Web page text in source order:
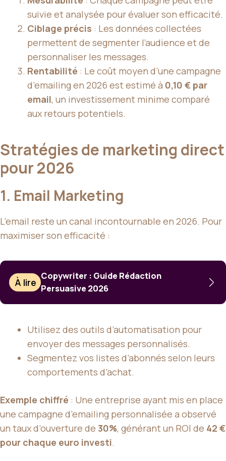
suivie et analysée pour évaluer son efficacité.
Ciblage précis : Les données collectées
permettent de segmenter l’audience et de
personnaliser les messages.
Rentabilité : Le coût moyen d’une campagne
d’emailing en 2026 est estimé à 0,10 € par
email, un investissement minime comparé
aux retours potentiels.
Stratégies de marketing direct
pour 2026
1. Email Marketing
L’email reste un canal incontournable en 2026. Pour
maximiser son efficacité :
À lire
Copywriter : Guide Rédaction
Persuasive 2026
Utilisez des outils d’automatisation pour
envoyer des messages personnalisés.
Segmentez vos listes d’abonnés selon leurs
comportements d’achat.
Exemple chiffré : Une entreprise ayant mis en place
une campagne d’emailing personnalisée a observé
un taux d’ouverture de 30%, générant un ROI de 42 €
pour chaque euro investi.